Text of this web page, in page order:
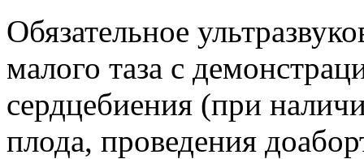
Обязательное
малого таза с
сердцебиения (при
плода, проведения